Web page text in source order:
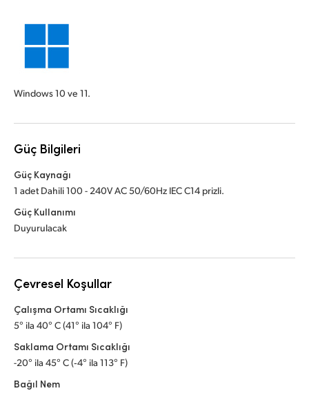
Windows 10 ve 11.
Güç Bilgileri
Güç Kaynağı
1 adet Dahili 100 - 240V AC 50/60Hz IEC C14 prizli.
Güç Kullanımı
Duyurulacak
Çevresel Koşullar
Çalışma Ortamı Sıcaklığı
5° ila 40° C (41° ila 104° F)
Saklama Ortamı Sıcaklığı
-20° ila 45° C (‑4° ila 113° F)
Bağıl Nem